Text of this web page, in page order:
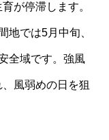
が停滞します。
地では5月中旬、
全域です。強風
風弱めの日を狙